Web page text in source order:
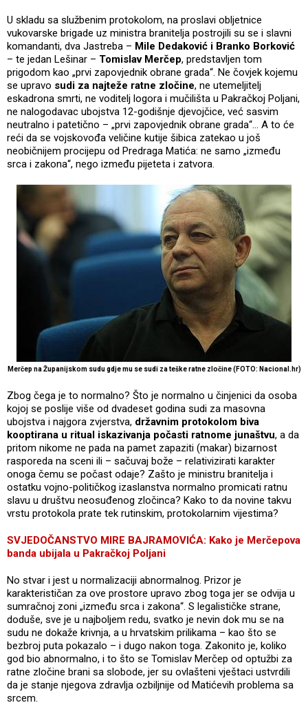
U skladu sa službenim protokolom, na proslavi obljetnice
vukovarske brigade uz ministra branitelja postrojili su se i slavni
komandanti, dva Jastreba – Mile Dedaković i Branko Borković
– te jedan Lešinar – Tomislav Merčep, predstavljen tom
prigodom kao „prvi zapovjednik obrane grada“. Ne čovjek kojemu
se upravo sudi za najteže ratne zločine, ne utemeljitelj
eskadrona smrti, ne voditelj logora i mučilišta u Pakračkoj Poljani,
ne nalogodavac ubojstva 12-godišnje djevojčice, već sasvim
neutralno i patetično – „prvi zapovjednik obrane grada“… A to će
reći da se vojskovođa veličine kutije šibica zatekao u još
neobičnijem procijepu od Predraga Matića: ne samo „između
srca i zakona“, nego između pijeteta i zatvora.
Merčep na Županijskom sudu gdje mu se sudi za teške ratne zločine (FOTO: Nacional.hr)
Zbog čega je to normalno? Što je normalno u činjenici da osoba
kojoj se poslije više od dvadeset godina sudi za masovna
ubojstva i najgora zvjerstva, državnim protokolom biva
kooptirana u ritual iskazivanja počasti ratnome junaštvu, a da
pritom nikome ne pada na pamet zapaziti (makar) bizarnost
rasporeda na sceni ili – sačuvaj bože – relativizirati karakter
onoga čemu se počast odaje? Zašto je ministru branitelja i
ostatku vojno-političkog izaslanstva normalno promicati ratnu
slavu u društvu neosuđenog zločinca? Kako to da novine takvu
vrstu protokola prate tek rutinskim, protokolarnim vijestima?
SVJEDOČANSTVO MIRE BAJRAMOVIĆA: Kako je Merčepova
banda ubijala u Pakračkoj Poljani
No stvar i jest u normalizaciji abnormalnog. Prizor je
karakterističan za ove prostore upravo zbog toga jer se odvija u
sumračnoj zoni „između srca i zakona“. S legalističke strane,
doduše, sve je u najboljem redu, svatko je nevin dok mu se na
sudu ne dokaže krivnja, a u hrvatskim prilikama – kao što se
bezbroj puta pokazalo – i dugo nakon toga. Zakonito je, koliko
god bio abnormalno, i to što se Tomislav Merčep od optužbi za
ratne zločine brani sa slobode, jer su ovlašteni vještaci ustvrdili
da je stanje njegova zdravlja ozbiljnije od Matićevih problema sa
srcem.